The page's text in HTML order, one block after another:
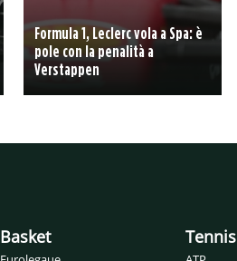
Formula 1, Leclerc vola a Spa: è
pole con la penalità a
Verstappen
Basket Tennis